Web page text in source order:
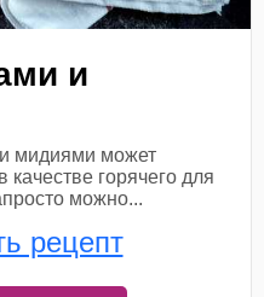
и
и мидиями может
качестве горячего для
можно...
рецепт